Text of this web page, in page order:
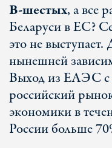
В-шестых, а все
Беларуси в ЕС?
это не
нынешней
Выход из ЕАЭС с
российский
экономики в
России больше